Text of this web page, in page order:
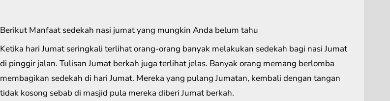
Berikut Manfaat sedekah nasi jumat yang mungkin Anda belum tahu
Ketika hari Jumat seringkali terlihat orang-orang banyak melakukan sedekah bagi nasi Jumat
di pinggir jalan. Tulisan Jumat berkah juga terlihat jelas. Banyak orang memang berlomba
membagikan sedekah di hari Jumat. Mereka yang pulang Jumatan, kembali dengan tangan
tidak kosong sebab di masjid pula mereka diberi Jumat berkah.